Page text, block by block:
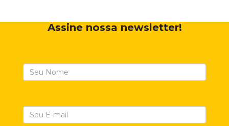
Assine nossa newsletter!